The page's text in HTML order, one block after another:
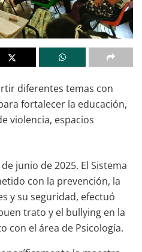
diferentes temas con
fortalecer la educación,
violencia, espacios
junio de 2025. El Sistema
con la prevención, la
y su seguridad, efectuó
trato y el bullying en la
con el área de Psicología.